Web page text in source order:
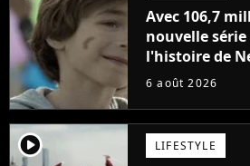
Avec 106,7
nouvelle
l'histoire de
48 jours
6 août 2026
player2 LIFESTYLE